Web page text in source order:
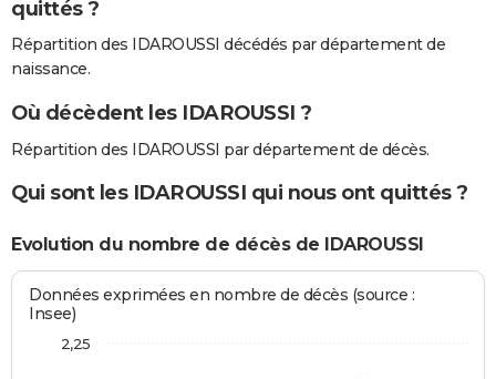
quittés ?
Répartition des IDAROUSSI décédés par département de
naissance.
Où décèdent les IDAROUSSI ?
Répartition des IDAROUSSI par département de décès.
Qui sont les IDAROUSSI qui nous ont quittés ?
Evolution du nombre de décès de IDAROUSSI
Données exprimées en nombre de décès (source :
Insee)
2,25